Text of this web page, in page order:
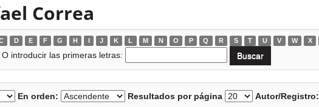
Correa
D E F G H I J K L M N O P Q R S T U V W X
O introducir las primeras letras:
En orden: Resultados por página Autor/Registro: